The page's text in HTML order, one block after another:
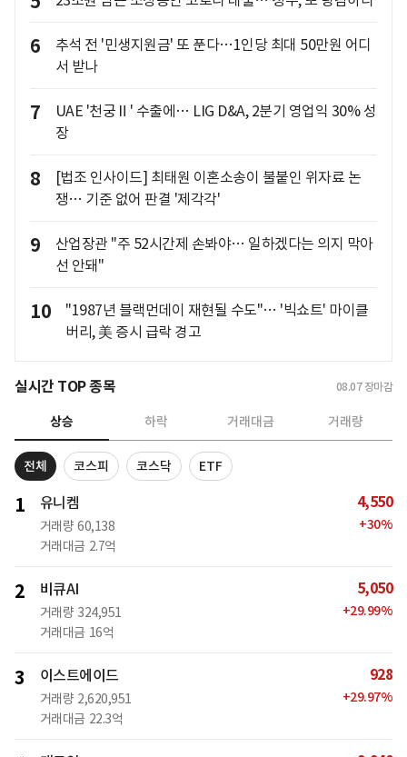
6
추석 전 '민생지원금' 또 푼다…1인당 최대 50만원 어디
서 받나
7
UAE '천궁Ⅱ' 수출에… LIG D&A, 2분기 영업익 30% 성
장
8
[법조 인사이드] 최태원 이혼소송이 불붙인 위자료 논
쟁… 기준 없어 판결 '제각각'
9
산업장관 "주 52시간제 손봐야… 일하겠다는 의지 막아
선 안돼"
10
"1987년 블랙먼데이 재현될 수도"… '빅쇼트' 마이클
버리, 美 증시 급락 경고
실시간 TOP 종목 08.07 장마감
상승 하락 거래대금 거래량
전체 코스피 코스닥 ETF
1 유니켐
거래량 60,138
거래대금 2.7억
4,550
+30%
2 비큐AI
거래량 324,951
거래대금 16억
5,050
+29.99%
3 이스트에이드
거래량 2,620,951
거래대금 22.3억
928
+29.97%